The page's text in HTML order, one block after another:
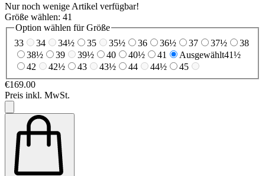
Nur noch wenige Artikel verfügbar!
Größe wählen: 41
Option wählen für Größe
33
34 34½ 35 35½ 36 36½ 37 37½
38
38½
39 39½ 40 40½ 41 Ausgewählt41½
42
42½ 43 43½ 44 44½
45
€169.00
Preis inkl. MwSt.